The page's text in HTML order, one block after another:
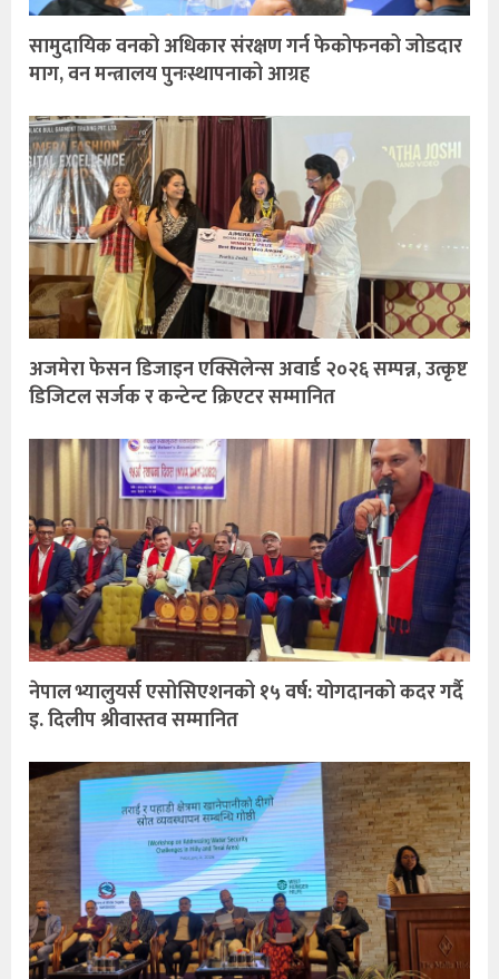
सामुदायिक वनको अधिकार संरक्षण गर्न फेकोफनको जोडदार
माग, वन मन्त्रालय पुनःस्थापनाको आग्रह
अजमेरा फेसन डिजाइन एक्सिलेन्स अवार्ड २०२६ सम्पन्न, उत्कृष्ट
डिजिटल सर्जक र कन्टेन्ट क्रिएटर सम्मानित
नेपाल भ्यालुयर्स एसोसिएशनको १५ वर्ष: योगदानको कदर गर्दै
इ. दिलीप श्रीवास्तव सम्मानित